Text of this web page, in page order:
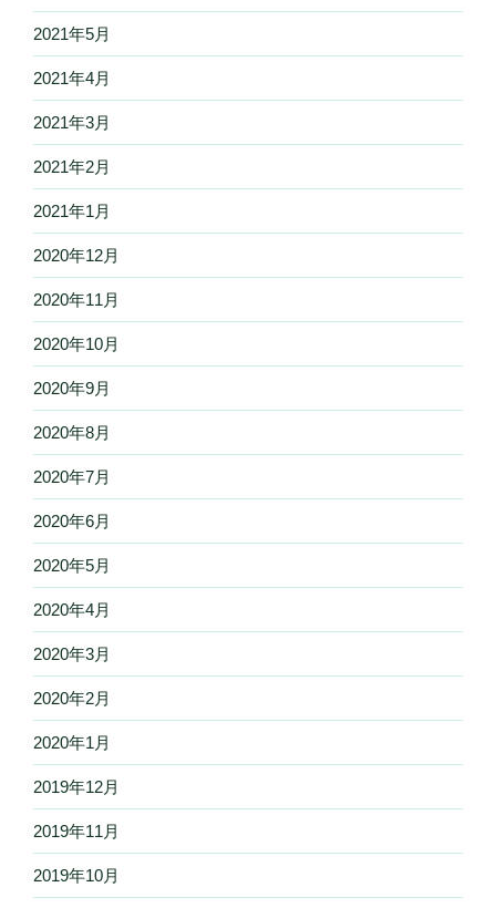
2021年5月
2021年4月
2021年3月
2021年2月
2021年1月
2020年12月
2020年11月
2020年10月
2020年9月
2020年8月
2020年7月
2020年6月
2020年5月
2020年4月
2020年3月
2020年2月
2020年1月
2019年12月
2019年11月
2019年10月